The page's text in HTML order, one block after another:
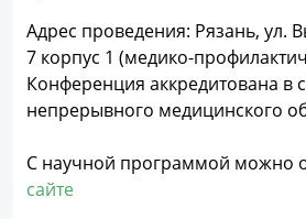
Адрес проведения: Рязань, ул.
7 корпус 1 (медико-
Конференция аккредитована в
непрерывного медицинского
С научной программой можно
сайте